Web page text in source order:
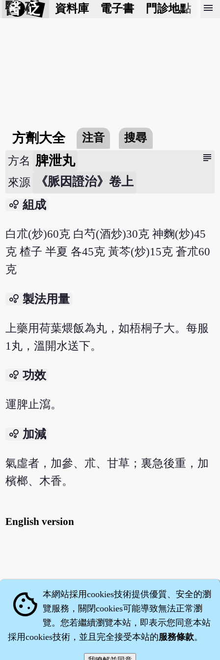
醫 砭 資料庫 電子書 門診地點 預
menu
方劑大全 注音 搜尋
subject
方名 脾泄丸
來源 《脈因證治》卷上
bubble_chart 組成
白朮(炒)60克 白芍(酒炒)30克 神麴(炒)45
克 楂子 半夏 各45克 黃芩(炒)15克 蒼朮60
克
bubble_chart 製法用量
上藥用荷葉煨飯為丸，如梧桐子大。每服
1丸，溫開水送下。
bubble_chart 功效
運脾止瀉。
bubble_chart 加減
氣虛者，加參、朮、甘草；裏急後重，加
檳榔、木香。
English version
cookie 本網站採用cookies技術提供優質、安全的瀏
覽服務，關閉cookies可能導致無法正常瀏
覽。您若繼續瀏覽本站，即表示您同意本站
採用cookies技術，並且完全接受本站的服務條款。